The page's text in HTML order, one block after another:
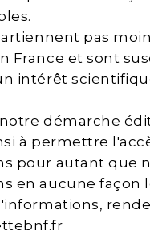
pas
France et sont
intérêt
démarche
à permettre
pour autant que
en aucune façon